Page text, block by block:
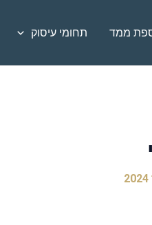
ממד תחומי עיסוק